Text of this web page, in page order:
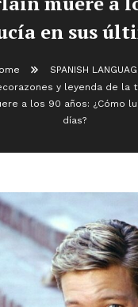
en sus
SPANISH
y leyenda de la
a los 90 años: ¿Cómo
días?